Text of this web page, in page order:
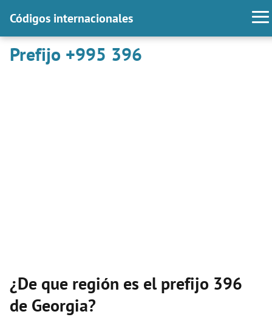
Códigos internacionales
Prefijo +995 396
¿De que región es el prefijo 396
de Georgia?